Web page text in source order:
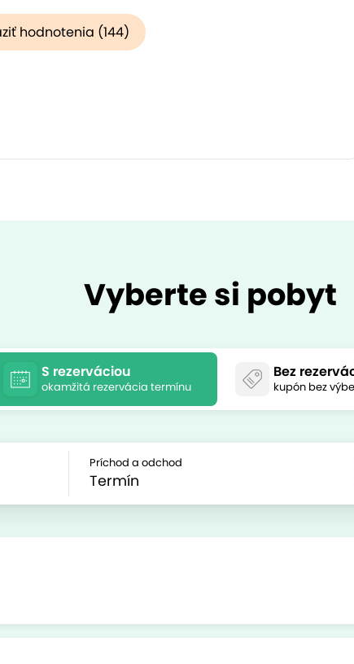
hodnotenia (144)
Vyberte si pobyt
S rezerváciou
okamžitá rezervácia termínu
Bez
kupón bez
Príchod a odchod